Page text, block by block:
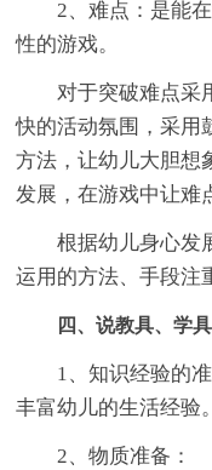
2、难点：是能
性的游戏。
对于突破难点采
快的活动氛围，采用
方法，让幼儿大胆想
发展，在游戏中让难
根据幼儿身心发
运用的方法、手段注
四、说教具、学具
1、知识经验的
丰富幼儿的生活经验。
2、物质准备：